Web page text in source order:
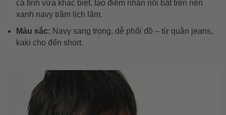
cá tính vừa khác biệt, tạo điểm nhấn nổi bật trên nền
xanh navy trầm lịch lãm.
Màu sắc: Navy sang trọng, dễ phối đồ – từ quần jeans,
kaki cho đến short.